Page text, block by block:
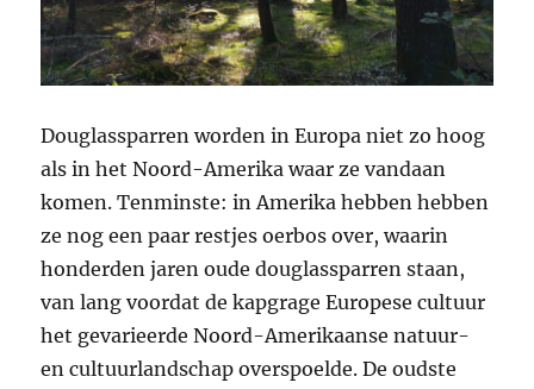
Douglassparren worden in Europa niet zo hoog
als in het Noord-Amerika waar ze vandaan
komen. Tenminste: in Amerika hebben hebben
ze nog een paar restjes oerbos over, waarin
honderden jaren oude douglassparren staan,
van lang voordat de kapgrage Europese cultuur
het gevarieerde Noord-Amerikaanse natuur-
en cultuurlandschap overspoelde. De oudste